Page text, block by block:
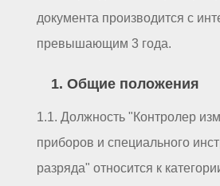
документа производится с
превышающим 3 года.
1. Общие положения
1.1. Должность "Контролер
приборов и специального
разряда" относится к